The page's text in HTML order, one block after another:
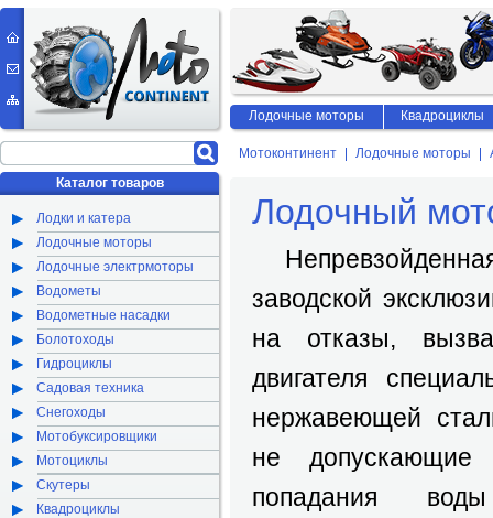
Мотоконтинент Лодочные моторы
Лодочный
заводской
на отказы,
двигателя
нержавеющей
не допускающие
попадания
Каталог товаров
Лодки и катера
Лодочные моторы
Лодочные электрмоторы
Водометы
Водометные насадки
Болотоходы
Гидроциклы
Садовая техника
Снегоходы
Мотобуксировщики
Мотоциклы
Скутеры
Квадроциклы
Лодочные моторы Квадроциклы